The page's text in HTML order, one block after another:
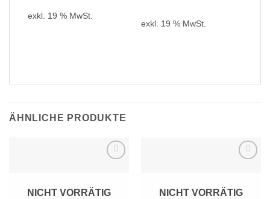
exkl. 19 % MwSt.
exkl. 19 % MwSt.
ÄHNLICHE PRODUKTE
NICHT VORRÄTIG NICHT VORRÄTIG